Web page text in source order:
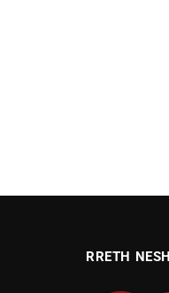
RRETH NESH